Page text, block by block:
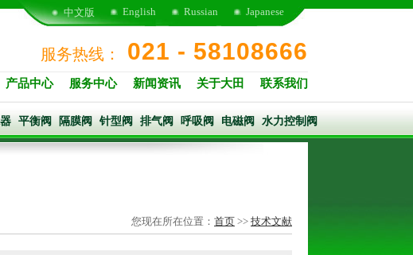
Japanese
Russian
English
中文版
服务热线： 021 - 58108666
产品中心 服务中心 新闻资讯 关于大田 联系我们
平衡阀 隔膜阀 针型阀 排气阀 呼吸阀 电磁阀 水力控制阀
您现在所在位置： 首页 >> 技术文献